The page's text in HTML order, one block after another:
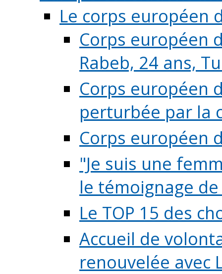
Le corps européen
Corps européen
Rabeb, 24 ans,
Corps européen
perturbée par la
Corps européen
"Je suis une
le témoignage de
Le TOP 15 des
Accueil de
renouvelée avec